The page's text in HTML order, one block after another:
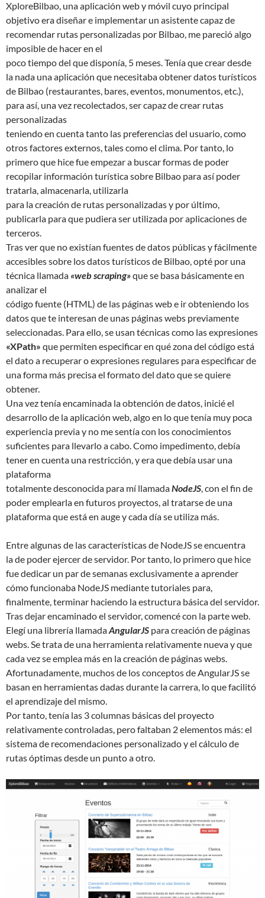
XploreBilbao, una aplicación web y móvil cuyo principal
objetivo era diseñar e implementar un asistente capaz de
recomendar rutas personalizadas por Bilbao, me pareció algo
imposible de hacer en el
poco tiempo del que disponía, 5 meses. Tenía que crear desde
la nada una aplicación que necesitaba obtener datos turísticos
de Bilbao (restaurantes, bares, eventos, monumentos, etc.),
para así, una vez recolectados, ser capaz de crear rutas
personalizadas
teniendo en cuenta tanto las preferencias del usuario, como
otros factores externos, tales como el clima. Por tanto, lo
primero que hice fue empezar a buscar formas de poder
recopilar información turística sobre Bilbao para así poder
tratarla, almacenarla, utilizarla
para la creación de rutas personalizadas y por último,
publicarla para que pudiera ser utilizada por aplicaciones de
terceros.
Tras ver que no existían fuentes de datos públicas y fácilmente
accesibles sobre los datos turísticos de Bilbao, opté por una
técnica llamada «web scraping»que se basa básicamente en
analizar el
código fuente (HTML) de las páginas web e ir obteniendo los
datos que te interesan de unas páginas webs previamente
seleccionadas. Para ello, se usan técnicas como las expresiones
«XPath» que permiten especificar en qué zona del código está
el dato a recuperar o expresiones regulares para especificar de
una forma más precisa el formato del dato que se quiere
obtener.
Una vez tenía encaminada la obtención de datos, inicié el
desarrollo de la aplicación web, algo en lo que tenía muy poca
experiencia previa y no me sentía con los conocimientos
suficientes para llevarlo a cabo. Como impedimento, debía
tener en cuenta una restricción, y era que debía usar una
plataforma
totalmente desconocida para mí llamadaNodeJS, con el fin de
poder emplearla en futuros proyectos, al tratarse de una
plataforma que está en auge y cada día se utiliza más.
Entre algunas de las características de NodeJS se encuentra
la de poder ejercer de servidor. Por tanto, lo primero que hice
fue dedicar un par de semanas exclusivamente a aprender
cómo funcionaba NodeJS mediante tutoriales para,
finalmente, terminar haciendo la estructura básica del servidor.
Tras dejar encaminado el servidor, comencé con la parte web.
Elegí una librería llamadaAngularJS para creación de páginas
webs. Se trata de una herramienta relativamente nueva y que
cada vez se emplea más en la creación de páginas webs.
Afortunadamente, muchos de los conceptos de AngularJS se
basan en herramientas dadas durante la carrera, lo que facilitó
el aprendizaje del mismo.
Por tanto, tenía las 3 columnas básicas del proyecto
relativamente controladas, pero faltaban 2 elementos más: el
sistema de recomendaciones personalizado y el cálculo de
rutas óptimas desde un punto a otro.